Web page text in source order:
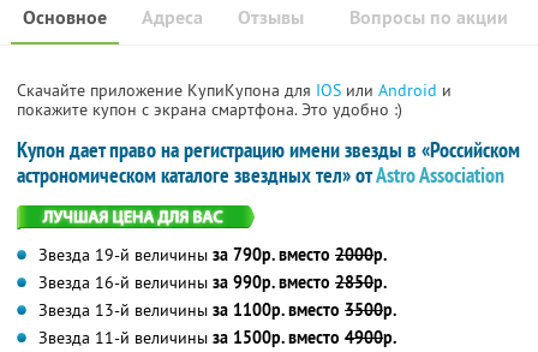
Основное Отзывы Вопросы по акции
Адреса
Скачайте приложение КупиКупона для IOS или Android и
покажите купон с экрана смартфона. Это удобно :)
Купон дает право на регистрацию имени звезды в «Российском
астрономическом каталоге звездных тел» отAstro Association
Звезда 19-й величины за 790р. вместо 2000р.
Звезда 16-й величины за 990р. вместо 2850р.
Звезда 13-й величины за 1100р. вместо 3500р.
Звезда 11-й величины за 1500р. вместо 4900р.